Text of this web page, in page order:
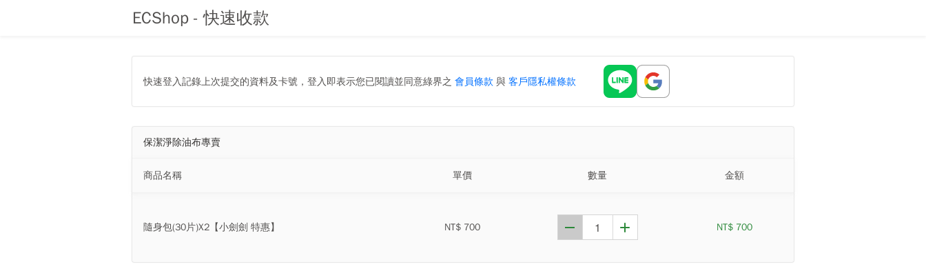
ECShop - 快速收款
快速登入記錄上次提交的資料及卡號，登入即表示您已閱讀並同意綠界之 會員條款 與 客戶隱私權條款
保潔淨除油布專賣
商品名稱 單價 數量 金額
隨身包(30片)X2【小劍劍 特惠】 NT$ 700 NT$ 700